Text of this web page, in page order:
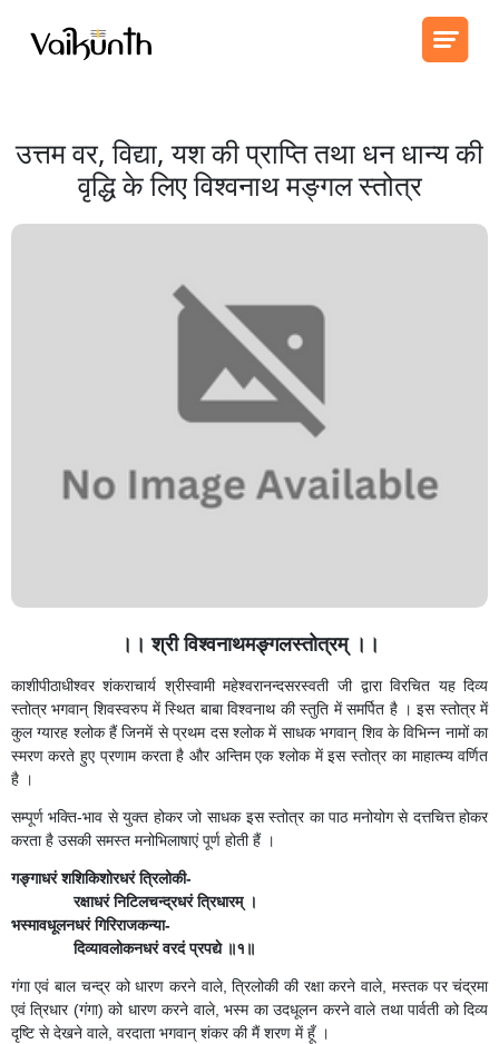
उत्तम वर, विद्या, यश की प्राप्ति तथा धन धान्य की
वृद्धि के लिए विश्वनाथ मङ्गल स्तोत्र
।। श्री विश्वनाथमङ्गलस्तोत्रम् ।।
काशीपीठाधीश्वर शंकराचार्य श्रीस्वामी महेश्वरानन्दसरस्वती जी द्वारा विरचित यह दिव्य
स्तोत्र भगवान् शिवस्वरुप में स्थित बाबा विश्वनाथ की स्तुति में समर्पित है । इस स्तोत्र में
कुल ग्यारह श्लोक हैं जिनमें से प्रथम दस श्लोक में साधक भगवान् शिव के विभिन्न नामों का
स्मरण करते हुए प्रणाम करता है और अन्तिम एक श्लोक में इस स्तोत्र का माहात्म्य वर्णित
है ।
सम्पूर्ण भक्ति-भाव से युक्त होकर जो साधक इस स्तोत्र का पाठ मनोयोग से दत्तचित्त होकर
करता है उसकी समस्त मनोभिलाषाएं पूर्ण होती हैं ।
गङ्गाधरं शशिकिशोरधरं त्रिलोकी-
रक्षाधरं निटिलचन्द्रधरं त्रिधारम् ।
भस्मावधूलनधरं गिरिराजकन्या-
दिव्यावलोकनधरं वरदं प्रपद्ये ॥१॥
गंगा एवं बाल चन्द्र को धारण करने वाले, त्रिलोकी की रक्षा करने वाले, मस्तक पर चंद्रमा
एवं त्रिधार (गंगा) को धारण करने वाले, भस्म का उदधूलन करने वाले तथा पार्वती को दिव्य
दृष्टि से देखने वाले, वरदाता भगवान् शंकर की मैं शरण में हूँ ।